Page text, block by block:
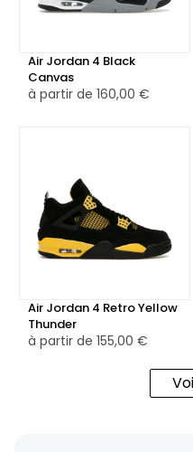
Air Jordan 4 Black
Canvas
à partir de 160,00 €
Air Jordan 4 Retro Yellow
Thunder
à partir de 155,00 €